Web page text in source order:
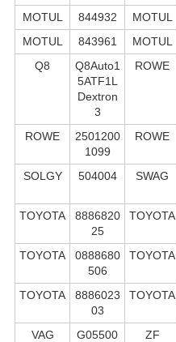
MOTUL
844932 MOTUL
MOTUL
843961 MOTUL
Q8
Q8Auto1
5ATF1L
Dextron
3
ROWE
ROWE
2501200
1099
ROWE
SOLGY 504004 SWAG
TOYOTA
8886820
25
TOYOTA
TOYOTA
0888680
506
TOYOTA
TOYOTA
8886023
03
TOYOTA
VAG
G05500
ZF